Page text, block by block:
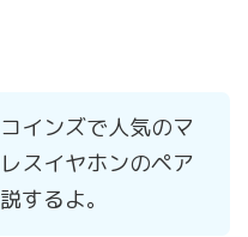
インズで人気のマ
スイヤホンのペア
するよ。